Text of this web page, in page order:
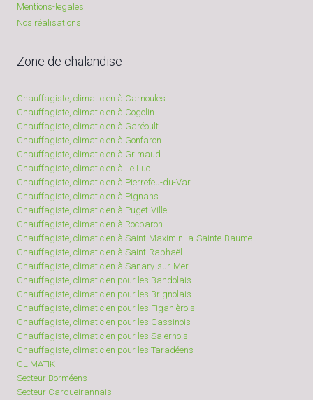
Mentions-legales
Nos réalisations
Zone de chalandise
Chauffagiste, climaticien à Carnoules
Chauffagiste, climaticien à Cogolin
Chauffagiste, climaticien à Garéoult
Chauffagiste, climaticien à Gonfaron
Chauffagiste, climaticien à Grimaud
Chauffagiste, climaticien à Le Luc
Chauffagiste, climaticien à Pierrefeu-du-Var
Chauffagiste, climaticien à Pignans
Chauffagiste, climaticien à Puget-Ville
Chauffagiste, climaticien à Rocbaron
Chauffagiste, climaticien à Saint-Maximin-la-Sainte-Baume
Chauffagiste, climaticien à Saint-Raphaël
Chauffagiste, climaticien à Sanary-sur-Mer
Chauffagiste, climaticien pour les Bandolais
Chauffagiste, climaticien pour les Brignolais
Chauffagiste, climaticien pour les Figanièrois
Chauffagiste, climaticien pour les Gassinois
Chauffagiste, climaticien pour les Salernois
Chauffagiste, climaticien pour les Taradéens
CLIMATIK
Secteur Borméens
Secteur Carqueirannais